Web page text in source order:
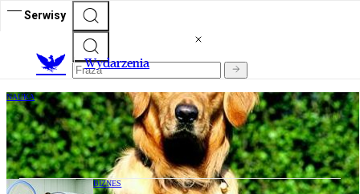
Serwisy
Wydarzenia
NAUKA
Pies na stres, czyli czułe lekarstwo na
uspokojenie
BIZNES